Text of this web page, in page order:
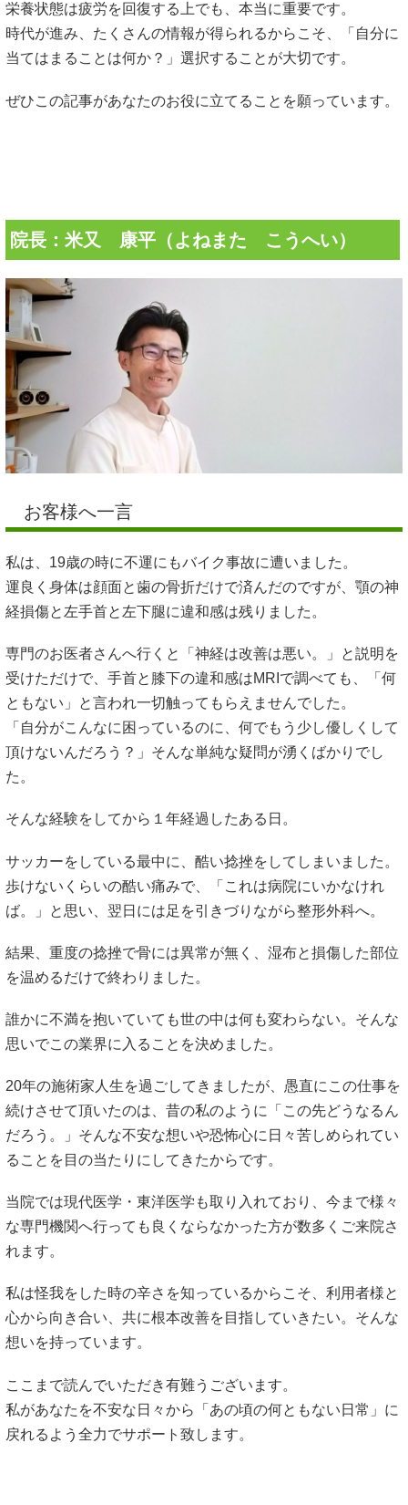
栄養状態は疲労を回復する上でも、本当に重要です。
時代が進み、たくさんの情報が得られるからこそ、「自分に
当てはまることは何か？」選択することが大切です。
ぜひこの記事があなたのお役に立てることを願っています。
院長：米又 康平（よねまた こうへい）
お客様へ一言
私は、19歳の時に不運にもバイク事故に遭いました。
運良く身体は顔面と歯の骨折だけで済んだのですが、顎の神
経損傷と左手首と左下腿に違和感は残りました。
専門のお医者さんへ行くと「神経は改善は悪い。」と説明を
受けただけで、手首と膝下の違和感はMRIで調べても、「何
ともない」と言われ一切触ってもらえませんでした。
「自分がこんなに困っているのに、何でもう少し優しくして
頂けないんだろう？」そんな単純な疑問が湧くばかりでし
た。
そんな経験をしてから１年経過したある日。
サッカーをしている最中に、酷い捻挫をしてしまいました。
歩けないくらいの酷い痛みで、「これは病院にいかなけれ
ば。」と思い、翌日には足を引きづりながら整形外科へ。
結果、重度の捻挫で骨には異常が無く、湿布と損傷した部位
を温めるだけで終わりました。
誰かに不満を抱いていても世の中は何も変わらない。そんな
思いでこの業界に入ることを決めました。
20年の施術家人生を過ごしてきましたが、愚直にこの仕事を
続けさせて頂いたのは、昔の私のように「この先どうなるん
だろう。」そんな不安な想いや恐怖心に日々苦しめられてい
ることを目の当たりにしてきたからです。
当院では現代医学・東洋医学も取り入れており、今まで様々
な専門機関へ行っても良くならなかった方が数多くご来院さ
れます。
私は怪我をした時の辛さを知っているからこそ、利用者様と
心から向き合い、共に根本改善を目指していきたい。そんな
想いを持っています。
ここまで読んでいただき有難うございます。
私があなたを不安な日々から「あの頃の何ともない日常」に
戻れるよう全力でサポート致します。